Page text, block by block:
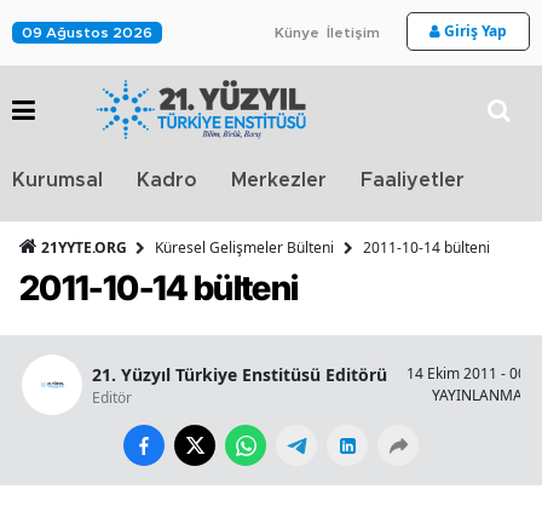
09 Ağustos 2026 Künye İletişim Giriş Yap
Kurumsal Kadro Merkezler Faaliyetler
21YYTE.ORG Küresel Gelişmeler Bülteni 2011-10-14 bülteni
2011-10-14 bülteni
21. Yüzyıl Türkiye Enstitüsü Editörü
Editör
14 Ekim 2011 -
YAYINLANMA